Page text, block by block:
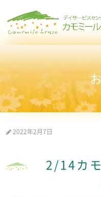
2022年2月7日
2/14カ